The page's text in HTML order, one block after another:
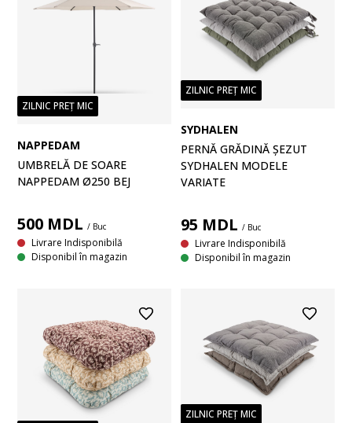
ZILNIC PREȚ MIC
NAPPEDAM
UMBRELĂ DE SOARE
NAPPEDAM Ø250 BEJ
500 MDL / Buc
Livrare Indisponibilă
Disponibil în magazin
ZILNIC PREȚ MIC
SYDHALEN
PERNĂ GRĂDINĂ ȘEZUT
SYDHALEN MODELE
VARIATE
95 MDL / Buc
Livrare Indisponibilă
Disponibil în magazin
ZILNIC PREȚ MIC